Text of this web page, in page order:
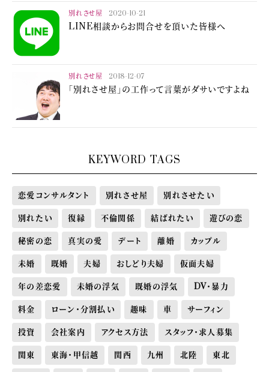
別れさせ屋 2020-10-21
LINE相談からお問合せを頂いた皆様へ
別れさせ屋 2018-12-07
「別れさせ屋」の工作って言葉がダサいですよね
KEYWORD TAGS
恋愛コンサルタント 別れさせ屋 別れさせたい
別れたい 復縁 不倫関係 結ばれたい 遊びの恋
秘密の恋 真実の愛 デート 離婚 カップル
未婚 既婚 夫婦 おしどり夫婦 仮面夫婦
年の差恋愛 未婚の浮気 既婚の浮気 DV・暴力
料金 ローン・分割払い 趣味 車 サーフィン
投資 会社案内 アクセス方法 スタッフ・求人募集
関東 東海・甲信越 関西 九州 北陸 東北